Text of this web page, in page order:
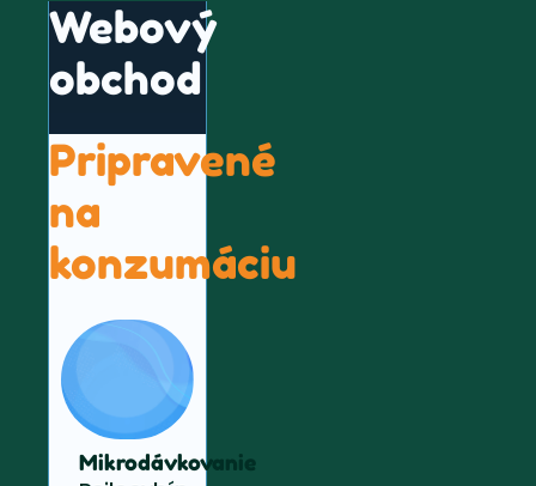
Webový
obchod
Pripravené
na
konzumáciu
Mikrodávkovanie